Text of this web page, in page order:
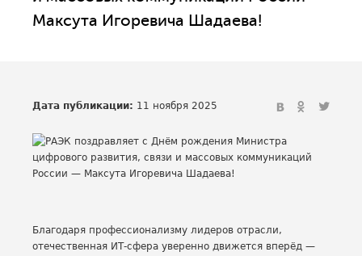
Максута Игоревича Шадаева!
Дата публикации: 11 ноября 2025
Благодаря профессионализму лидеров отрасли,
отечественная ИТ-сфера уверенно движется вперёд —